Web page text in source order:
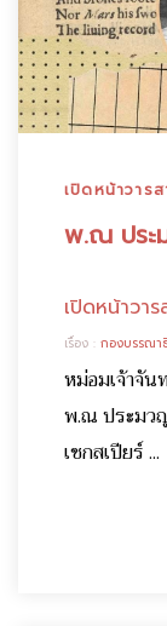
เปิดหน้าวารส
พ.ณ ประ
เปิดหน้าวาร
เรื่อง : กองบรรณา
หม่อมเจ้าจัน
พ.ณ ประมว
เชกสเปียร์ ...